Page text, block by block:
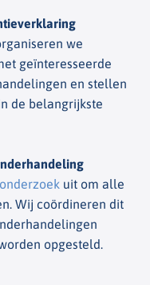
we
geïnteresseerde
en stellen
de belangrijkste
uit om alle
Wij coördineren dit
opgesteld.